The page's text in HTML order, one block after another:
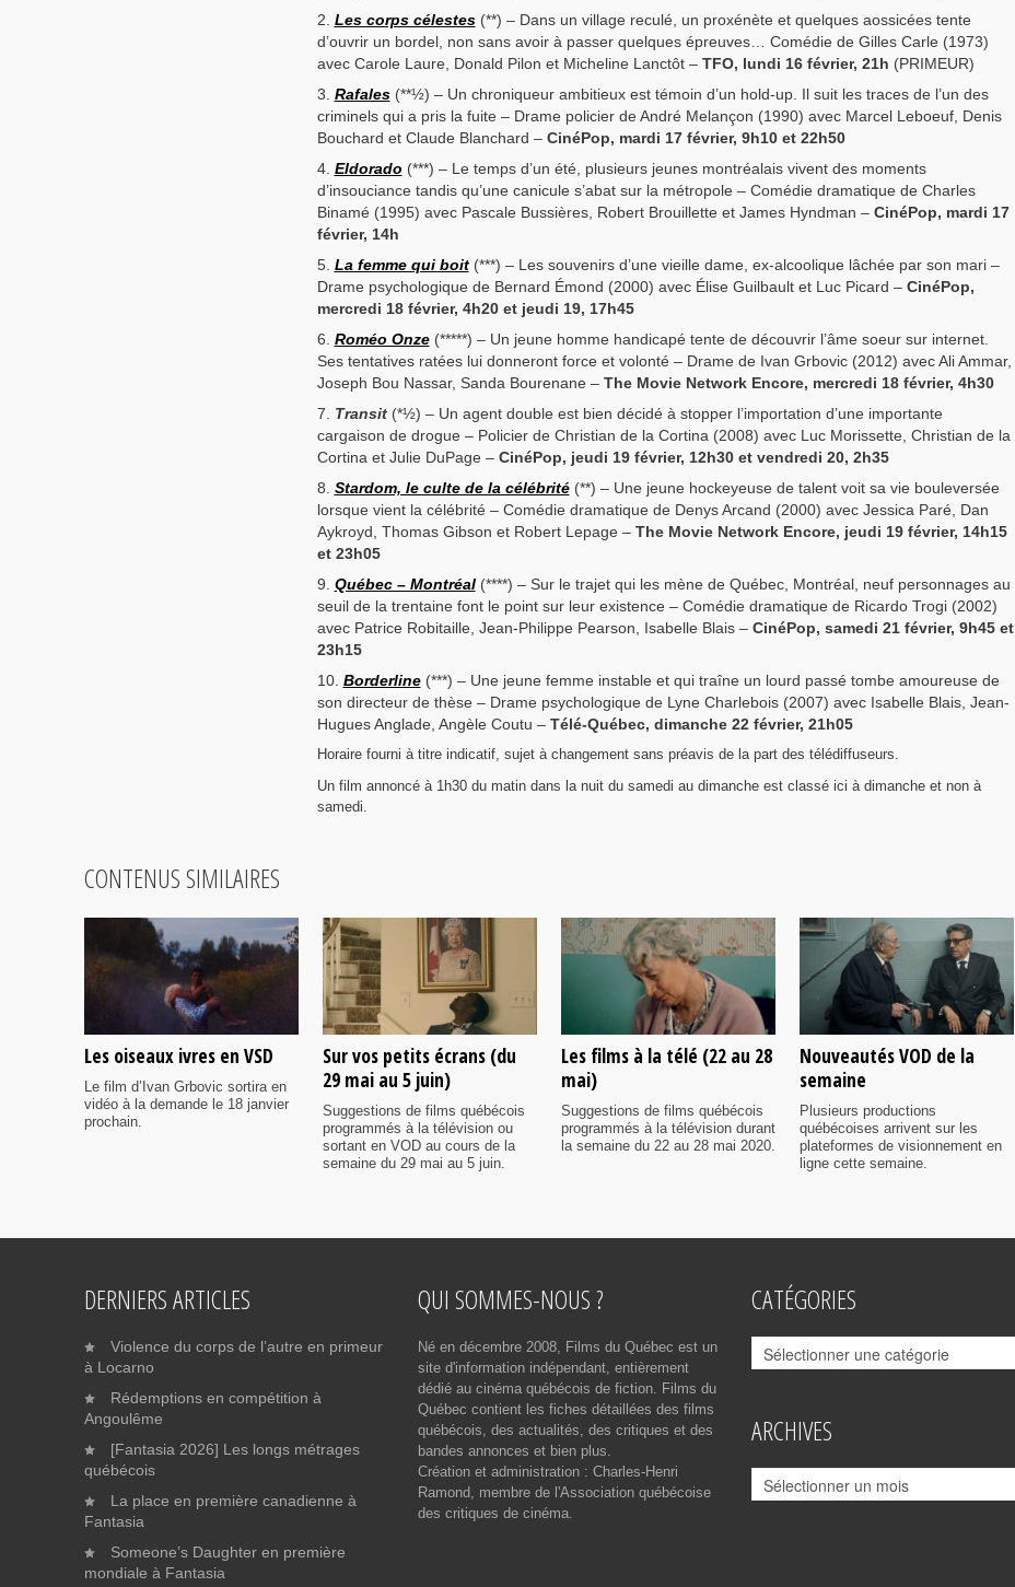
Les corps célestes(**) – Dans un village reculé, un proxénète et quelques aossicées tente
d’ouvrir un bordel, non sans avoir à passer quelques épreuves… Comédie de Gilles Carle (1973)
avec Carole Laure, Donald Pilon et Micheline Lanctôt – TFO, lundi 16 février, 21h (PRIMEUR)
Rafales(**½) – Un chroniqueur ambitieux est témoin d’un hold-up. Il suit les traces de l’un des
criminels qui a pris la fuite – Drame policier de André Melançon (1990) avec Marcel Leboeuf, Denis
Bouchard et Claude Blanchard – CinéPop, mardi 17 février, 9h10 et 22h50
Eldorado (***) – Le temps d’un été, plusieurs jeunes montréalais vivent des moments
d’insouciance tandis qu’une canicule s’abat sur la métropole – Comédie dramatique de Charles
Binamé (1995) avec Pascale Bussières, Robert Brouillette et James Hyndman – CinéPop, mardi 17
février, 14h
La femme qui boit(***) – Les souvenirs d’une vieille dame, ex-alcoolique lâchée par son mari –
Drame psychologique de Bernard Émond (2000) avec Élise Guilbault et Luc Picard – CinéPop,
mercredi 18 février, 4h20 et jeudi 19, 17h45
Roméo Onze(*****) – Un jeune homme handicapé tente de découvrir l’âme soeur sur internet.
Ses tentatives ratées lui donneront force et volonté – Drame de Ivan Grbovic (2012) avec Ali Ammar,
Joseph Bou Nassar, Sanda Bourenane – The Movie Network Encore, mercredi 18 février, 4h30
Transit(*½) – Un agent double est bien décidé à stopper l’importation d’une importante
cargaison de drogue – Policier de Christian de la Cortina (2008) avec Luc Morissette, Christian de la
Cortina et Julie DuPage – CinéPop, jeudi 19 février, 12h30 et vendredi 20, 2h35
Stardom, le culte de la célébrité(**) – Une jeune hockeyeuse de talent voit sa vie bouleversée
lorsque vient la célébrité – Comédie dramatique de Denys Arcand (2000) avec Jessica Paré, Dan
Aykroyd, Thomas Gibson et Robert Lepage – The Movie Network Encore, jeudi 19 février, 14h15
et 23h05
Québec – Montréal(****) – Sur le trajet qui les mène de Québec, Montréal, neuf personnages au
seuil de la trentaine font le point sur leur existence – Comédie dramatique de Ricardo Trogi (2002)
avec Patrice Robitaille, Jean-Philippe Pearson, Isabelle Blais – CinéPop, samedi 21 février, 9h45 et
23h15
Borderline(***) – Une jeune femme instable et qui traîne un lourd passé tombe amoureuse de
son directeur de thèse – Drame psychologique de Lyne Charlebois (2007) avec Isabelle Blais, Jean-
Hugues Anglade, Angèle Coutu – Télé-Québec, dimanche 22 février, 21h05
Horaire fourni à titre indicatif, sujet à changement sans préavis de la part des télédiffuseurs.
Un film annoncé à 1h30 du matin dans la nuit du samedi au dimanche est classé ici à dimanche et non à
samedi.
CONTENUS SIMILAIRES
Les oiseaux ivres en VSD
Le film d’Ivan Grbovic sortira en
vidéo à la demande le 18 janvier
prochain.
Sur vos petits écrans (du
29 mai au 5 juin)
Suggestions de films québécois
programmés à la télévision ou
sortant en VOD au cours de la
semaine du 29 mai au 5 juin.
Les films à la télé (22 au 28
mai)
Suggestions de films québécois
programmés à la télévision durant
la semaine du 22 au 28 mai 2020.
Nouveautés VOD de la
semaine
Plusieurs productions
québécoises arrivent sur les
plateformes de visionnement en
ligne cette semaine.
DERNIERS ARTICLES
Violence du corps de l’autre en primeur
à Locarno
Rédemptions en compétition à
Angoulême
[Fantasia 2026] Les longs métrages
québécois
La place en première canadienne à
Fantasia
Someone’s Daughter en première
mondiale à Fantasia
QUI SOMMES-NOUS ?
Né en décembre 2008, Films du Québec est un
site d'information indépendant, entièrement
dédié au cinéma québécois de fiction. Films du
Québec contient les fiches détaillées des films
québécois, des actualités, des critiques et des
bandes annonces et bien plus.
Création et administration : Charles-Henri
Ramond, membre de l'Association québécoise
des critiques de cinéma.
CATÉGORIES
Catégories
ARCHIVES
Archives